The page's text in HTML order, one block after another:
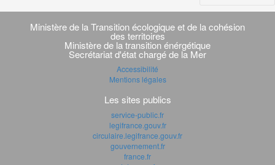
Navigation
transverse
Ministère de la Transition écologique et de la cohésion
des territoires
Ministère de la transition énérgétique
Secrétariat d'état chargé de la Mer
Accessibilité
Mentions légales
Les sites publics
service-public.fr
legifrance.gouv.fr
circulaire.legifrance.gouv.fr
gouvernement.fr
france.fr